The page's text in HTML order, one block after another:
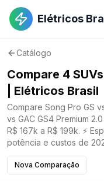
Elétricos
Catálogo
Compare 4
| Elétricos Brasil
Compare Song Pro GS
vs GAC GS4 Premium
R$ 167k a R$ 199k. ⚡
potência e custos de
Nova Comparação